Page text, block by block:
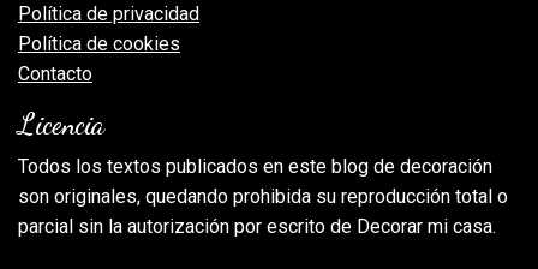
Política de privacidad
Política de cookies
Contacto
Licencia
Todos los textos publicados en este blog de decoración
son originales, quedando prohibida su reproducción total o
parcial sin la autorización por escrito de Decorar mi casa.